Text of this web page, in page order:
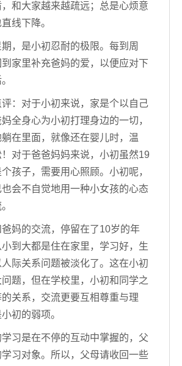
，和大家越来越疏远；总是心烦意
线下降。
是小初忍耐的极限。每到周
家里补充爸妈的爱，以便应对下
对于小初来说，家是个以自己
全身心为小初打理身边的一切，
在里面，就像还在婴儿时，温
对于爸爸妈妈来说，小初虽然19
孩子，需要用心照顾。小初呢，
会不自觉地用一种小女孩的心态
的交流，停留在了10岁的年
到大都是住在家里，学习好，生
际关系问题被淡化了。这在小初
题，但在学校里，小初和同学之
关系，交流更要互相尊重与理
初的弱项。
是在不停的互动中掌握的，父
习对象。所以，父母请收回一些